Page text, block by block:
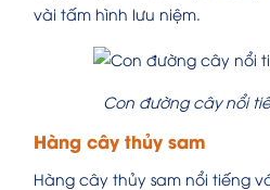
vài tấm hình lưu niệm.
Con đường cây nổi
Hàng cây thủy sam
Hàng cây thủy sam nổi tiếng